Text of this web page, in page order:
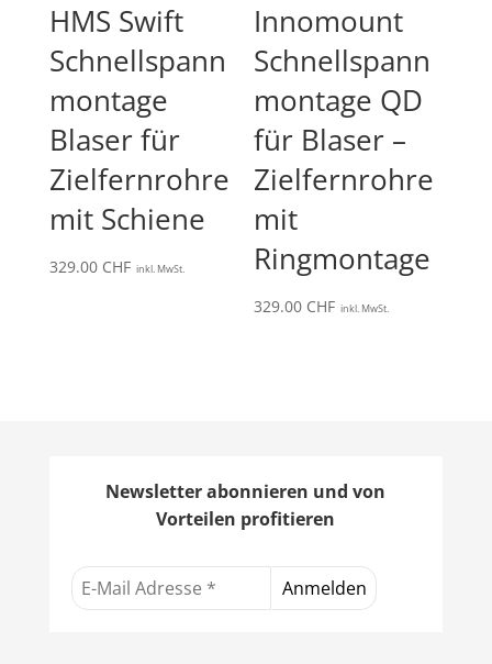
HMS Swift
Schnellspann
montage
Blaser für
Zielfernrohre
mit Schiene
329.00 CHF inkl. MwSt.
Innomount
Schnellspann
montage QD
für Blaser –
Zielfernrohre
mit
Ringmontage
329.00 CHF inkl. MwSt.
Newsletter abonnieren und von
Vorteilen profitieren